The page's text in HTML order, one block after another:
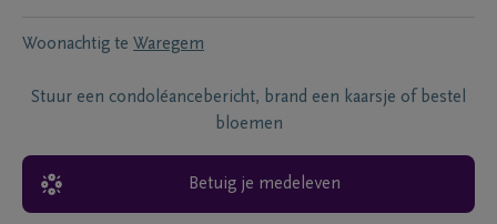
Woonachtig te Waregem
Stuur een condoléancebericht, brand een kaarsje of bestel
bloemen
Betuig je medeleven